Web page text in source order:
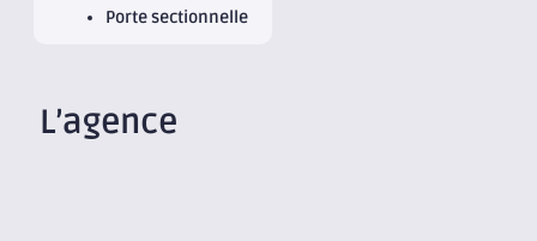
Porte sectionnelle
L’agence